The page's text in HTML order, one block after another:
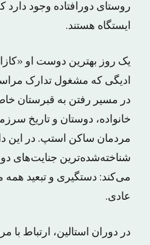
روستای دورافتاده وجود دارد
ایستگاه هستند.
یک روز بهترین دوست او
ادیگی که مشغول تدارک
در مسیر رفتن به قبرستان
خانواده، دوستان و تاریخ
مردمان ساکن استپ. در این
شناخته‌شده‌ترین جنایت‌های
می‌کند: دستگیری و تبعید همه
عادی.
در دوران استالین، ارتباط با